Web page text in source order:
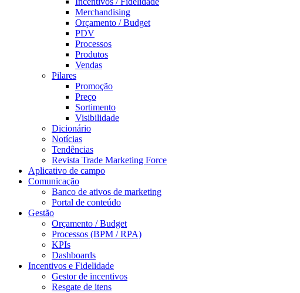
Merchandising
Orçamento / Budget
PDV
Processos
Produtos
Vendas
Pilares
Promoção
Preço
Sortimento
Visibilidade
Dicionário
Notícias
Tendências
Revista Trade Marketing Force
Aplicativo de campo
Comunicação
Banco de ativos de marketing
Portal de conteúdo
Gestão
Orçamento / Budget
Processos (BPM / RPA)
KPIs
Dashboards
Incentivos e Fidelidade
Gestor de incentivos
Resgate de itens